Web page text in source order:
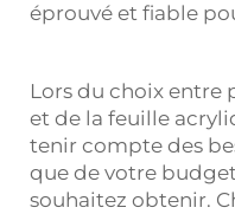
éprouvé et fiable
Lors du choix entre
et de la feuille
tenir compte des
que de votre
souhaitez obtenir.